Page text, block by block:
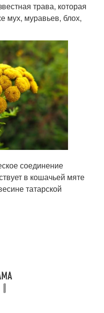
трава, которая
мух, муравьев, блох,
соединение
в кошачьей мяте
татарской